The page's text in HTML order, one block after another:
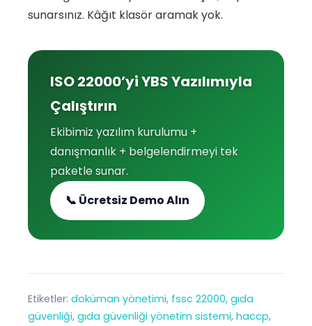
sunarsınız. Kâğıt klasör aramak yok.
ISO 22000’yi YBS Yazılımıyla
Çalıştırın
Ekibimiz yazılım kurulumu +
danışmanlık + belgelendirmeyi tek
paketle sunar.
📞 Ücretsiz Demo Alın
Etiketler: doküman yönetimi, fssc 22000, gıda
güvenliği, gıda güvenliği yönetim sistemi, haccp